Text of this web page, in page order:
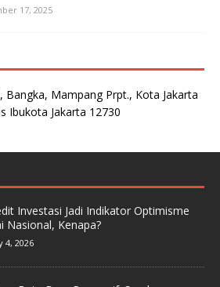
17, 2025
Bangka, Mampang Prpt., Kota Jakarta
Ibukota Jakarta 12730
Investasi Jadi Indikator Optimisme
Nasional, Kenapa?
4, 2026